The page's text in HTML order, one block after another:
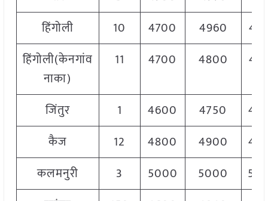
हिंगोली
10 4700 4960
हिंगोली(केनगांव
नाका)
11 4700 4800
जिंतुर 1 4600 4750
कैज
12 4800 4900
कलमनुरी
3 5000 5000